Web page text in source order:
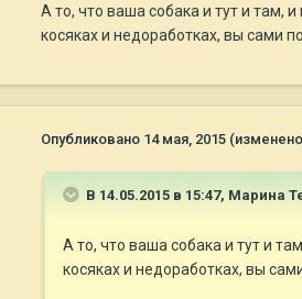
А то, что ваша собака и тут и там,
косяках и недоработках, вы сами
Опубликовано 14 мая, 2015
В 14.05.2015 в 15:47, Марина
А то, что ваша собака и тут и
косяках и недоработках, вы